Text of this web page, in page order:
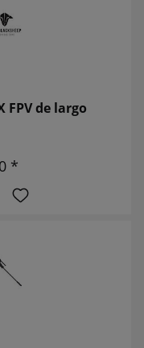
FPV de largo
*